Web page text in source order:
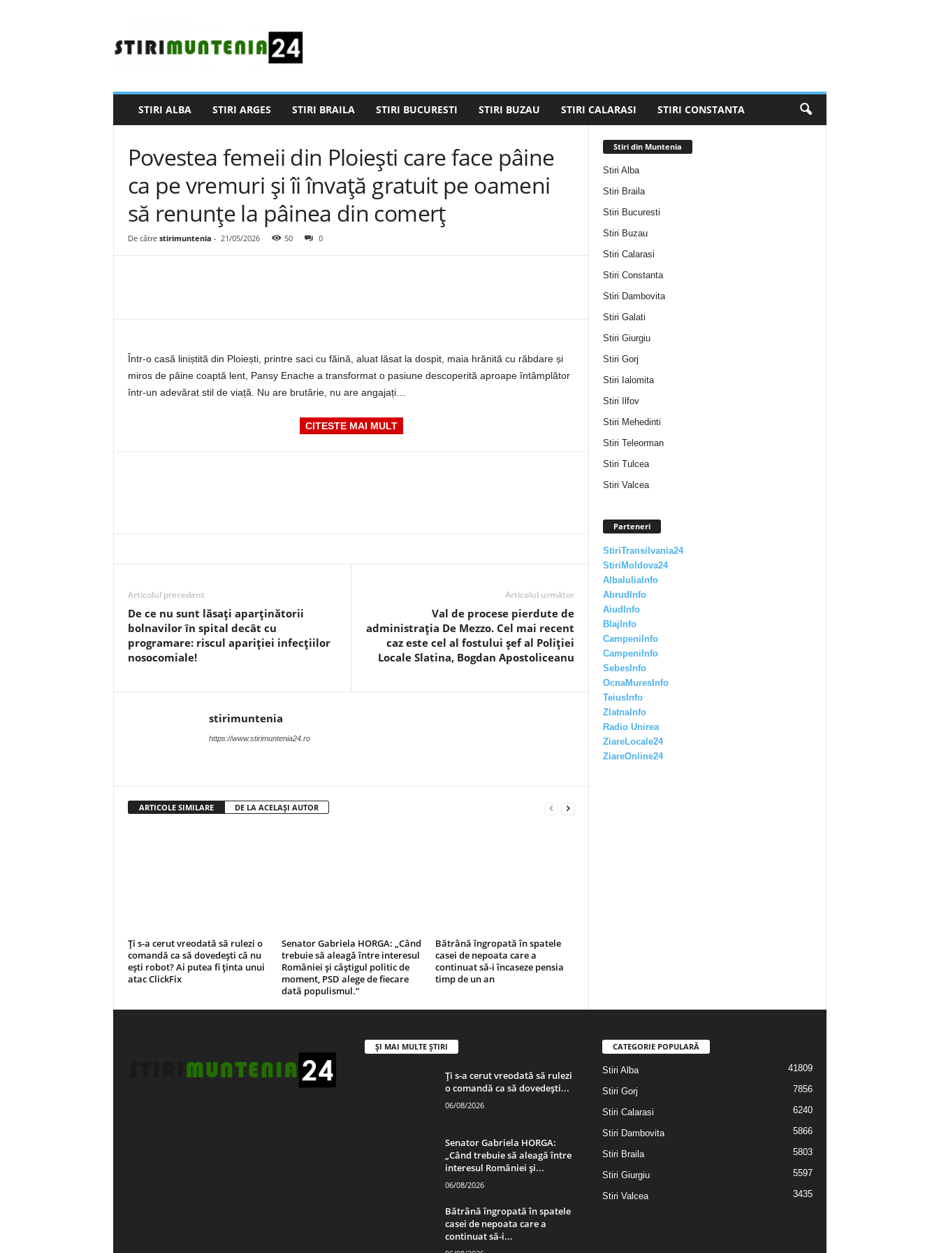
r
STIRI ALBA STIRI ARGES STIRI BRAILA STIRI BUCURESTI STIRI BUZAU STIRI CALARASI STIRI CONSTANTA
Povestea femeii din Ploiești care face pâine
ca pe vremuri și îi învață gratuit pe oameni
să renunțe la pâinea din comerț
De către stirimuntenia - 21/05/2026 50 0
Într-o casă liniștită din Ploiești, printre saci cu făină, aluat lăsat la dospit, maia hrănită cu răbdare și
miros de pâine coaptă lent, Pansy Enache a transformat o pasiune descoperită aproape întâmplător
într-un adevărat stil de viață. Nu are brutărie, nu are angajați…
CITESTE MAI MULT
Articolul precedent
De ce nu sunt lăsați aparținătorii
bolnavilor în spital decât cu
programare: riscul apariției infecțiilor
nosocomiale!
Articolul următor
Val de procese pierdute de
administrația De Mezzo. Cel mai recent
caz este cel al fostului șef al Poliției
Locale Slatina, Bogdan Apostoliceanu
stirimuntenia
https://www.stirimuntenia24.ro
ARTICOLE SIMILARE DE LA ACELAȘI AUTOR
Ți s-a cerut vreodată să rulezi o
comandă ca să dovedești că nu
ești robot? Ai putea fi ținta unui
atac ClickFix
Senator Gabriela HORGA: „Când
trebuie să aleagă între interesul
României și câștigul politic de
moment, PSD alege de fiecare
dată populismul.”
Bătrână îngropată în spatele
casei de nepoata care a
continuat să-i încaseze pensia
timp de un an
Stiri din Muntenia
Stiri Alba
Stiri Braila
Stiri Bucuresti
Stiri Buzau
Stiri Calarasi
Stiri Constanta
Stiri Dambovita
Stiri Galati
Stiri Giurgiu
Stiri Gorj
Stiri Ialomita
Stiri Ilfov
Stiri Mehedinti
Stiri Teleorman
Stiri Tulcea
Stiri Valcea
Parteneri
StiriTransilvania24
StiriMoldova24
AlbaIuliaInfo
AbrudInfo
AiudInfo
BlajInfo
CampeniInfo
CampeniInfo
SebesInfo
OcnaMuresInfo
TeiusInfo
ZlatnaInfo
Radio Unirea
ZiareLocale24
ZiareOnline24
ȘI MAI MULTE ȘTIRI
Ți s-a cerut vreodată să rulezi
o comandă ca să dovedești...
06/08/2026
Senator Gabriela HORGA:
„Când trebuie să aleagă între
interesul României și...
06/08/2026
Bătrână îngropată în spatele
casei de nepoata care a
continuat să-i...
CATEGORIE POPULARĂ
Stiri Alba 41809
Stiri Gorj 7856
Stiri Calarasi 6240
Stiri Dambovita 5866
Stiri Braila 5803
Stiri Giurgiu 5597
Stiri Valcea 3435